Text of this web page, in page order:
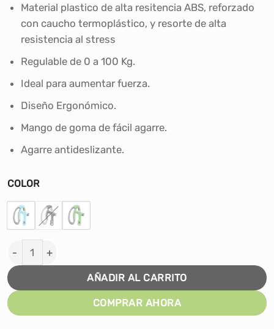
Material plastico de alta resitencia ABS, reforzado
con caucho termoplástico, y resorte de alta
resistencia al stress
Regulable de 0 a 100 Kg.
Ideal para aumentar fuerza.
Diseño Ergonómico.
Mango de goma de fácil agarre.
Agarre antideslizante.
COLOR
HAND GRIP REGULABLE 100 KG WINNER cantidad
AÑADIR AL CARRITO
COMPRAR AHORA